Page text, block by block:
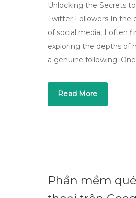
Unlocking the Secrets
Twitter Followers In the
of social media, I often
exploring the depths of
a genuine following.
Read More
Phần mềm